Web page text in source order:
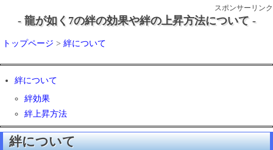
スポンサーリンク
- 龍が如く7の絆の効果や絆の上昇方法について -
トップページ > 絆について
絆について
絆効果
絆上昇方法
絆について